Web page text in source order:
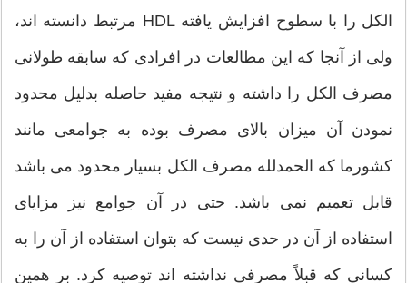
الکل را با سطوح افزایش یافته HDL مرتبط دانسته اند،
ولی از آنجا که این مطالعات در افرادی که سابقه طولانی
مصرف الکل را داشته و نتیجه مفید حاصله بدلیل محدود
نمودن آن میزان بالای مصرف بوده به جوامعی مانند
کشورما که الحمدلله مصرف الکل بسیار محدود می باشد
قابل تعمیم نمی باشد. حتی در آن جوامع نیز مزایای
استفاده از آن در حدی نیست که بتوان استفاده از آن را به
کسانی که قبلاً مصرفی نداشته اند توصیه کرد. بر همین